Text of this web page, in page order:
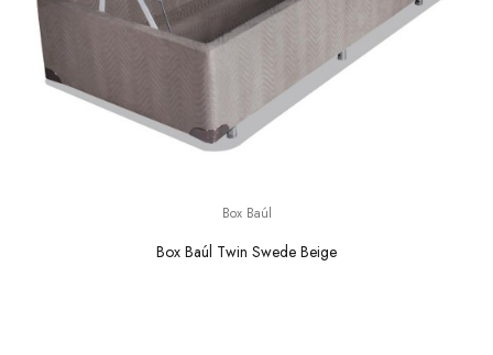
Box Baúl
Box Baúl Twin Swede Beige